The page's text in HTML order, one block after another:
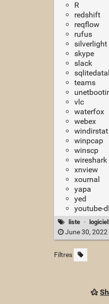
R
redshift
reqflow
rufus
silverlight
skype
slack
teams
vlc
waterfox
webex
windirstat
winpcap
winscp
wireshark
xnview
xournal
yapa
yed
youtube-dl
liste · logiciel
June 30, 2022
Filtres